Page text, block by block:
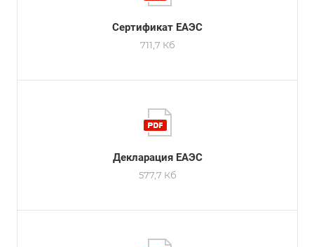
Сертификат ЕАЭС
711,7 Кб
Декларация ЕАЭС
577,7 Кб